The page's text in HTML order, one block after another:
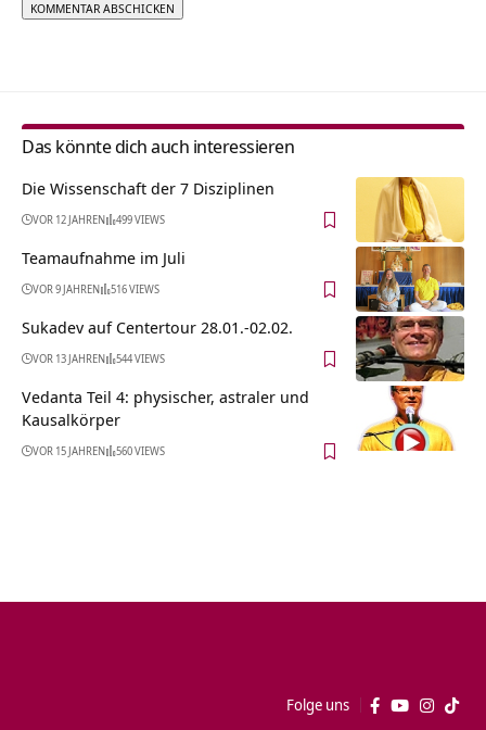
Das könnte dich auch interessieren
Die Wissenschaft der 7 Disziplinen
VOR 12 JAHREN 499 VIEWS
Teamaufnahme im Juli
VOR 9 JAHREN 516 VIEWS
Sukadev auf Centertour 28.01.-02.02.
VOR 13 JAHREN 544 VIEWS
Vedanta Teil 4: physischer, astraler und
Kausalkörper
VOR 15 JAHREN 560 VIEWS
Folge uns